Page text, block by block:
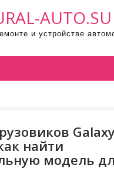
AUTO.SU
и устройстве
найти
модель